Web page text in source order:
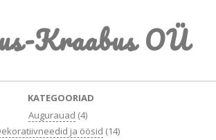
Kraabus OÜ
KATEGOORIAD
Augurauad (4)
ja öösid (14)